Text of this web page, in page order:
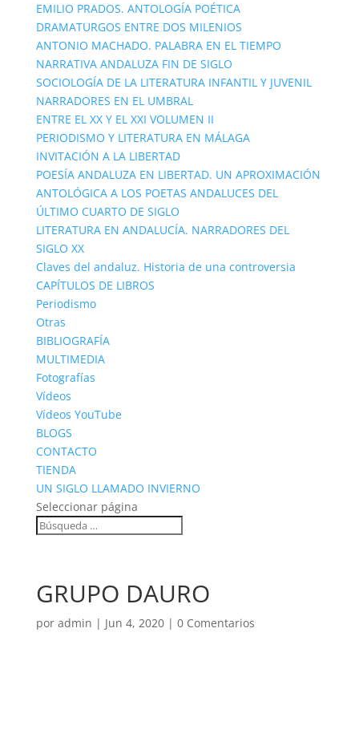
EMILIO PRADOS. ANTOLOGÍA POÉTICA
DRAMATURGOS ENTRE DOS MILENIOS
ANTONIO MACHADO. PALABRA EN EL TIEMPO
NARRATIVA ANDALUZA FIN DE SIGLO
SOCIOLOGÍA DE LA LITERATURA INFANTIL Y JUVENIL
NARRADORES EN EL UMBRAL
ENTRE EL XX Y EL XXI VOLUMEN II
PERIODISMO Y LITERATURA EN MÁLAGA
INVITACIÓN A LA LIBERTAD
POESÍA ANDALUZA EN LIBERTAD. UN APROXIMACIÓN
ANTOLÓGICA A LOS POETAS ANDALUCES DEL
ÚLTIMO CUARTO DE SIGLO
LITERATURA EN ANDALUCÍA. NARRADORES DEL
SIGLO XX
Claves del andaluz. Historia de una controversia
CAPÍTULOS DE LIBROS
Periodismo
Otras
BIBLIOGRAFÍA
MULTIMEDIA
Fotografías
Vídeos
Vídeos YouTube
BLOGS
CONTACTO
TIENDA
UN SIGLO LLAMADO INVIERNO
Seleccionar página
GRUPO DAURO
por admin | Jun 4, 2020| 0 Comentarios